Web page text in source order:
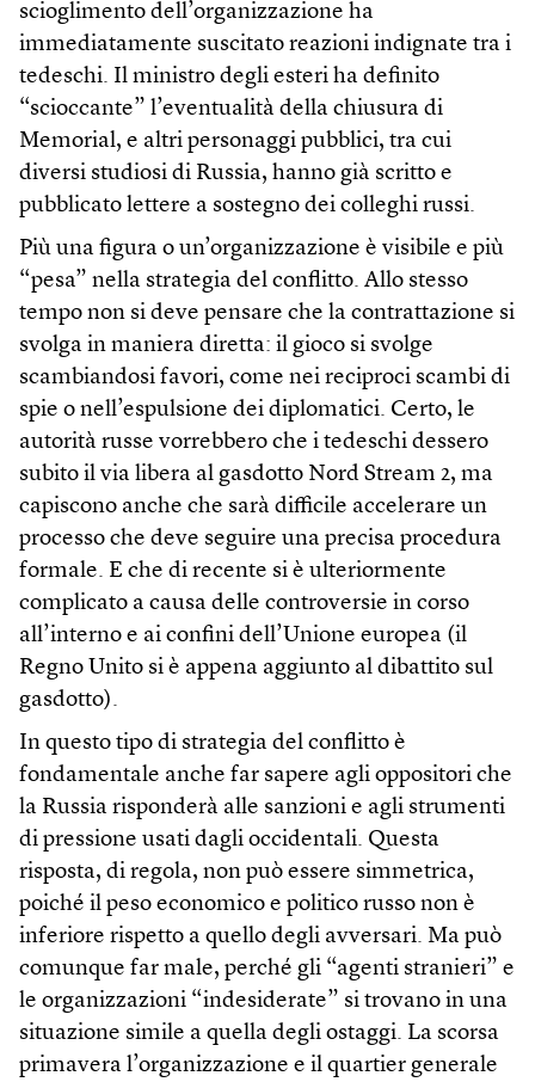
scioglimento dell’organizzazione ha
immediatamente suscitato reazioni indignate tra i
tedeschi. Il ministro degli esteri ha definito
“scioccante” l’eventualità della chiusura di
Memorial, e altri personaggi pubblici, tra cui
diversi studiosi di Russia, hanno già scritto e
pubblicato lettere a sostegno dei colleghi russi.
Più una figura o un’organizzazione è visibile e più
“pesa” nella strategia del conflitto. Allo stesso
tempo non si deve pensare che la contrattazione si
svolga in maniera diretta: il gioco si svolge
scambiandosi favori, come nei reciproci scambi di
spie o nell’espulsione dei diplomatici. Certo, le
autorità russe vorrebbero che i tedeschi dessero
subito il via libera al gasdotto Nord Stream 2, ma
capiscono anche che sarà difficile accelerare un
processo che deve seguire una precisa procedura
formale. E che di recente si è ulteriormente
complicato a causa delle controversie in corso
all’interno e ai confini dell’Unione europea (il
Regno Unito si è appena aggiunto al dibattito sul
gasdotto).
In questo tipo di strategia del conflitto è
fondamentale anche far sapere agli oppositori che
la Russia risponderà alle sanzioni e agli strumenti
di pressione usati dagli occidentali. Questa
risposta, di regola, non può essere simmetrica,
poiché il peso economico e politico russo non è
inferiore rispetto a quello degli avversari. Ma può
comunque far male, perché gli “agenti stranieri” e
le organizzazioni “indesiderate” si trovano in una
situazione simile a quella degli ostaggi. La scorsa
primavera l’organizzazione e il quartier generale